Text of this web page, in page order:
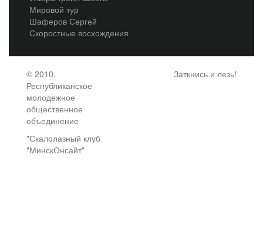
Мировой тур
Шаферов Сергей
Скоростные восхождения
© 2010,
Республиканское
молодежное
общественное
объединение
"Скалолазный клуб
"МинскОнсайт"
Заткнись и лезь!